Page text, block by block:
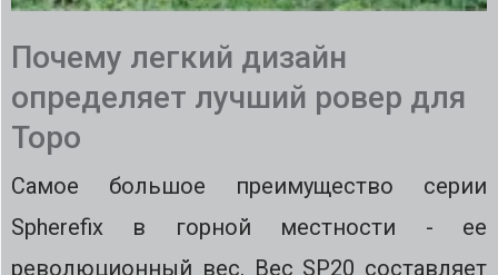
Почему легкий дизайн
определяет лучший ровер для
Topo
Самое большое преимущество серии
Spherefix в горной местности - ее
революционный вес. Вес SP20 составляет